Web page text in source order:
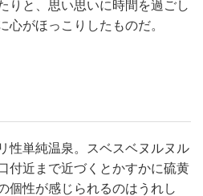
りと、思い思いに時間を過ごし
心がほっこりしたものだ。
性単純温泉。スベスベヌルヌル
付近まで近づくとかすかに硫黄
個性が感じられるのはうれし